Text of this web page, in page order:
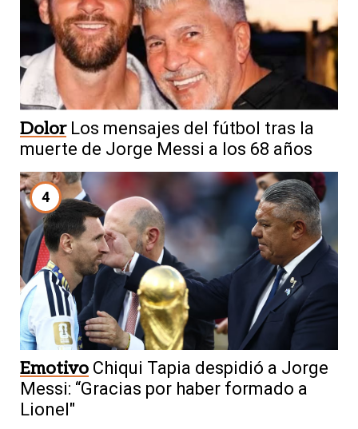
Dolor Los mensajes del fútbol tras la
muerte de Jorge Messi a los 68 años
4
Emotivo Chiqui Tapia despidió a Jorge
Messi: “Gracias por haber formado a
Lionel"